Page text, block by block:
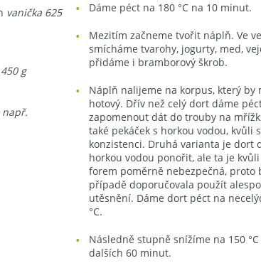
vanička 625
g
např.
Dáme péct na 180 °C na 10 minut.
Mezitím začneme tvořit náplň. Ve
smícháme tvarohy, jogurty, med,
přidáme i bramborový škrob.
Náplň nalijeme na korpus, který by
hotový. Dřív než celý dort dáme
zapomenout dát do trouby na
také pekáček s horkou vodou, kvůli
konzistenci. Druhá varianta je dort
horkou vodou ponořit, ale ta je
forem poměrně nebezpečná, proto
případě doporučovala použít
utěsnění. Dáme dort péct na
°C.
Následně stupně snížíme na 150
dalších 60 minut.